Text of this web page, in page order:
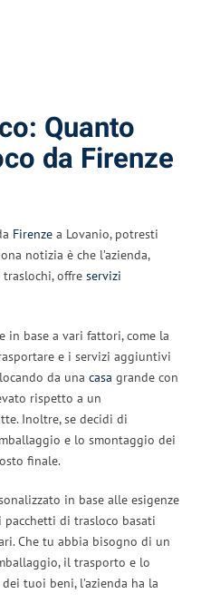
Quanto
da Firenze
Firenze a Lovanio, potresti
notizia è che l’azienda,
traslochi, offre servizi
in base a vari fattori, come la
e i servizi aggiuntivi
da una casa grande con
rispetto a un
Inoltre, se decidi di
e lo smontaggio dei
finale.
in base alle esigenze
di trasloco basati
Che tu abbia bisogno di un
il trasporto e lo
tuoi beni, l’azienda ha la